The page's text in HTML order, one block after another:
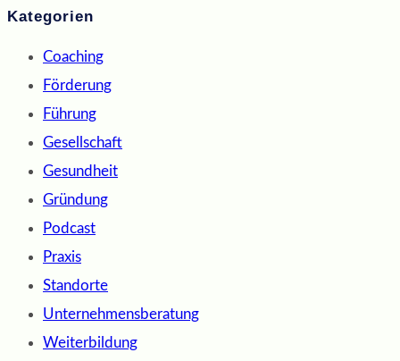
Kategorien
Coaching
Förderung
Führung
Gesellschaft
Gesundheit
Gründung
Podcast
Praxis
Standorte
Unternehmensberatung
Weiterbildung